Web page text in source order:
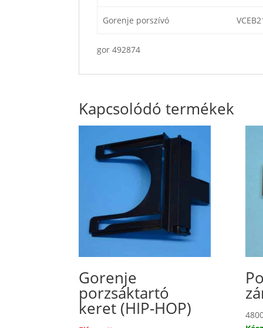
Gorenje porszívó
gor 492874
Kapcsolódó termékek
Gorenje
porzsáktartó
keret (HIP-HOP)